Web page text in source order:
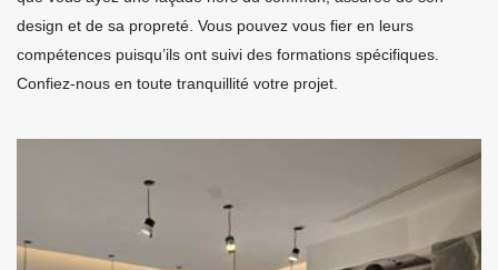
design et de sa propreté. Vous pouvez vous fier en leurs
compétences puisqu’ils ont suivi des formations spécifiques.
Confiez-nous en toute tranquillité votre projet.